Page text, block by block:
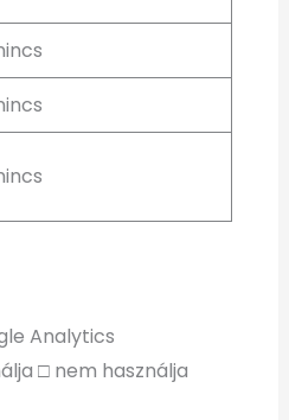
Analytics
□ nem használja